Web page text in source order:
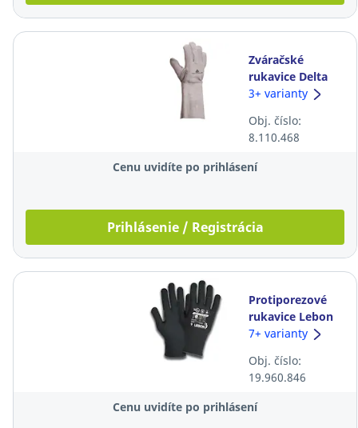
Zváračské
rukavice Delta
Plus TC716,
12 párov
3+ varianty
Obj. číslo:
8.110.468
Cenu uvidíte po prihlásení
Prihlásenie / Registrácia
Protiporezové
rukavice Lebon
MetalTouch®,
10 párov
7+ varianty
Obj. číslo:
19.960.846
Cenu uvidíte po prihlásení